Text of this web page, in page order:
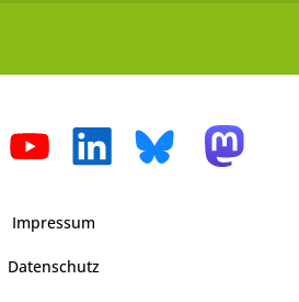
Impressum
Datenschutz